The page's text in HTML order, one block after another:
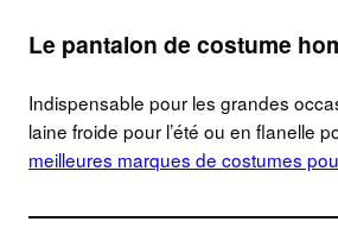
Le pantalon de costume
Indispensable pour les grandes
laine froide pour l’été ou en flanelle
meilleures marques de costumes